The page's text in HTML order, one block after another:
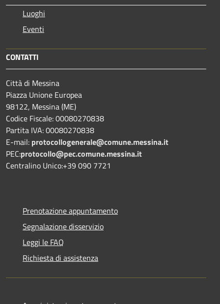
Luoghi
Eventi
CONTATTI
Città di Messina
Piazza Unione Europea
98122, Messina (ME)
Codice Fiscale: 00080270838
Partita IVA: 00080270838
E-mail: protocollogenerale@comune.messina.it
PEC:protocollo@pec.comune.messina.it
Centralino Unico:+39 090 7721
Prenotazione appuntamento
Segnalazione disservizio
Leggi le FAQ
Richiesta di assistenza